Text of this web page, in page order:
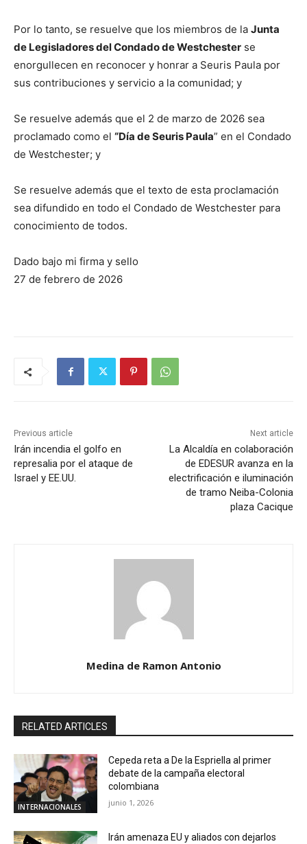
Por lo tanto, se resuelve que los miembros de la Junta
de Legisladores del Condado de Westchester se
enorgullecen en reconocer y honrar a Seuris Paula por
sus contribuciones y servicio a la comunidad; y
Se resuelve además que el 2 de marzo de 2026 sea
proclamado como el “Día de Seuris Paula” en el Condado
de Westchester; y
Se resuelve además que el texto de esta proclamación
sea difundido en todo el Condado de Westchester para
conocimiento de todos.
Dado bajo mi firma y sello
27 de febrero de 2026
Previous article
Irán incendia el golfo en
represalia por el ataque de
Israel y EE.UU.
Next article
La Alcaldía en colaboración
de EDESUR avanza en la
electrificación e iluminación
de tramo Neiba-Colonia
plaza Cacique
Medina de Ramon Antonio
RELATED ARTICLES
INTERNACIONALES
Cepeda reta a De la Espriella al primer
debate de la campaña electoral
colombiana
junio 1, 2026
Irán amenaza EU y aliados con dejarlos